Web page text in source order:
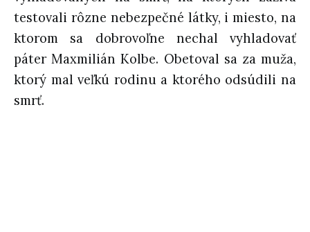
testovali rôzne nebezpečné látky, i miesto, na
ktorom sa dobrovoľne nechal vyhladovať
páter Maxmilián Kolbe. Obetoval sa za muža,
ktorý mal veľkú rodinu a ktorého odsúdili na
smrť.